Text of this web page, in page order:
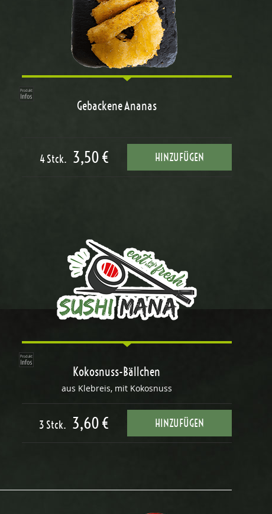
Gebackene Ananas
4 Stck. 3,50 € HINZUFÜGEN
Kokosnuss-Bällchen
aus Klebreis, mit Kokosnuss
3 Stck. 3,60 € HINZUFÜGEN